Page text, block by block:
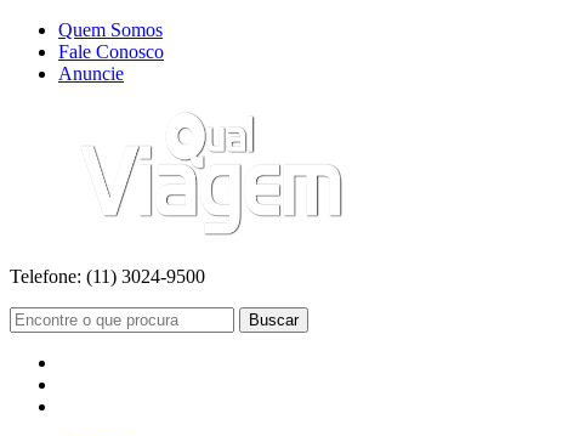
Quem Somos
Fale Conosco
Anuncie
Telefone: (11) 3024-9500
Buscar